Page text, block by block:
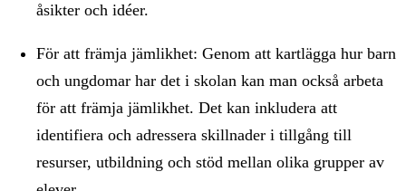
åsikter och idéer.
För att främja jämlikhet: Genom att kartlägga hur barn
och ungdomar har det i skolan kan man också arbeta
för att främja jämlikhet. Det kan inkludera att
identifiera och adressera skillnader i tillgång till
resurser, utbildning och stöd mellan olika grupper av